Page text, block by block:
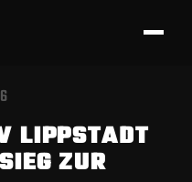
LIPPSTADT
ZUR